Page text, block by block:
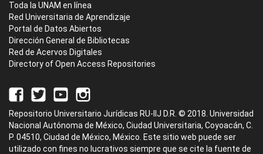
Toda la UNAM en línea
Red Universitaria de Aprendizaje
Portal de Datos Abiertos
Dirección General de Bibliotecas
Red de Acervos Digitales
Directory of Open Access Repositories
Repositorio Universitario Jurídicas RU-IIJ D.R. © 2018. Universidad
Nacional Autónoma de México, Ciudad Universitaria, Coyoacán, C.
P. 04510, Ciudad de México, México. Este sitio web puede ser
utilizado con fines no lucrativos siempre que se cite la fuente de